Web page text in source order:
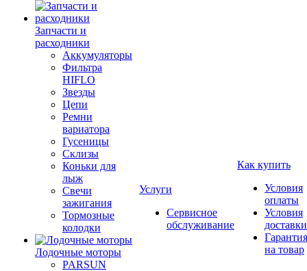
Запчасти и
расходники
Аккумуляторы
Фильтра
HIFLO
Звезды
Цепи
Ремни
вариатора
Гусеницы
Склизы
Коньки для
лыж
Свечи
зажигания
Тормозные
колодки
Лодочные моторы
PARSUN
Услуги
Сервисное
обслуживание
Как купить
Условия
оплаты
Условия
доставки
Гарантия
на товар